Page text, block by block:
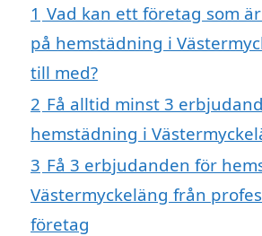
1 Vad kan ett företag som
på hemstädning i
till med?
2 Få alltid minst 3
hemstädning i
3 Få 3 erbjudanden för
Västermyckeläng från
företag